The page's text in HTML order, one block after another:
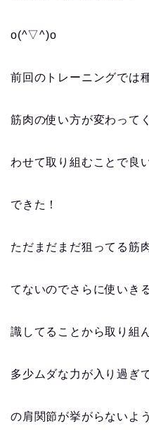
o(^▽^)o
前回のトレーニングでは
筋肉の使い方が変わって
わせて取り組むことで良
できた！
ただまだまだ狙ってる筋
てないのでさらに使いき
識してることから取り組
多少ムダな力が入り過ぎ
の肩関節が挙がらないよ